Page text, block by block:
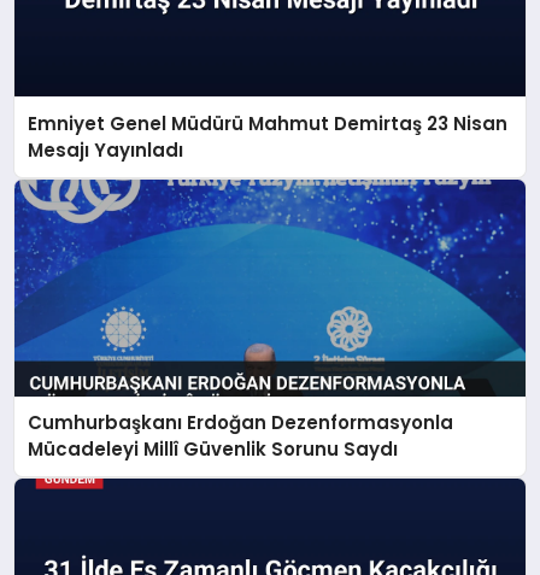
Emniyet Genel Müdürü Mahmut Demirtaş 23 Nisan
Mesajı Yayınladı
Cumhurbaşkanı Erdoğan Dezenformasyonla
Mücadeleyi Millî Güvenlik Sorunu Saydı